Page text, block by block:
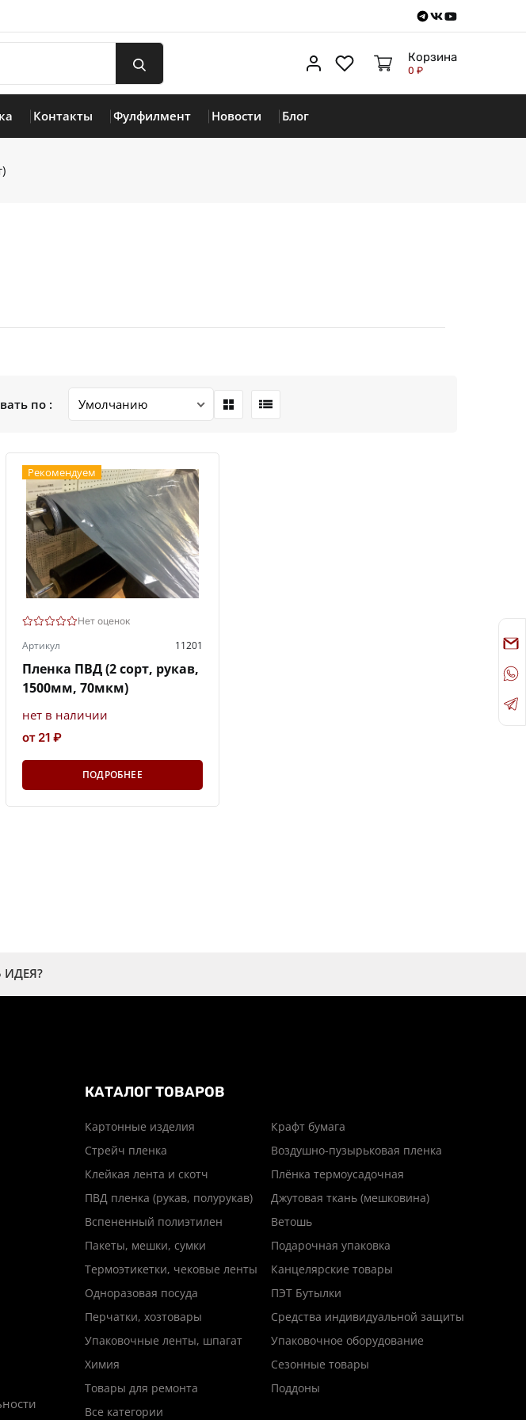
Telegram
VKontakte
Youtube
Личный кабинет
ИзбранноеКорзина
0 ₽
Контакты Фулфилмент Новости Блог
по :
Рекомендуем
Нет оценок
Артикул 11201
Пленка ПВД (2 сорт, рукав,
1500мм, 70мкм)
нет в наличии
от 21 ₽
ПОДРОБНЕЕ
ИДЕЯ?
КАТАЛОГ ТОВАРОВ
Картонные изделия
Крафт бумага
Стрейч пленка
Воздушно-пузырьковая пленка
Клейкая лента и скотч
Плёнка термоусадочная
ПВД пленка (рукав, полурукав)
Джутовая ткань (мешковина)
Вспененный полиэтилен
Ветошь
Пакеты, мешки, сумки
Подарочная упаковка
Термоэтикетки, чековые ленты
Канцелярские товары
Одноразовая посуда
ПЭТ Бутылки
Перчатки, хозтовары
Средства индивидуальной защиты
Упаковочные ленты, шпагат
Упаковочное оборудование
Химия
Сезонные товары
Товары для ремонта
Поддоны
Все категории